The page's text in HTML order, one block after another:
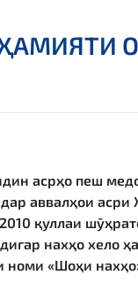
асрҳо пеш
аввалҳои
қуллаи
нахҳо хело
номи «Шоҳи